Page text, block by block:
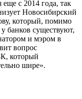
с 2014 года, так
Новосибирский
который, помимо
банков существуют,
и мэром в
вопрос
который
шире».